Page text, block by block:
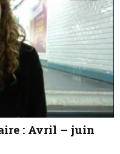
: Avril – juin